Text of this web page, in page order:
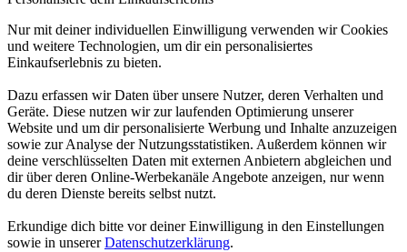
Nur mit deiner individuellen Einwilligung verwenden wir Cookies
und weitere Technologien, um dir ein personalisiertes
Einkaufserlebnis zu bieten.
Dazu erfassen wir Daten über unsere Nutzer, deren Verhalten und
Geräte. Diese nutzen wir zur laufenden Optimierung unserer
Website und um dir personalisierte Werbung und Inhalte anzuzeigen
sowie zur Analyse der Nutzungsstatistiken. Außerdem können wir
deine verschlüsselten Daten mit externen Anbietern abgleichen und
dir über deren Online-Werbekanäle Angebote anzeigen, nur wenn
du deren Dienste bereits selbst nutzt.
Erkundige dich bitte vor deiner Einwilligung in den Einstellungen
sowie in unsererDatenschutzerklärung.